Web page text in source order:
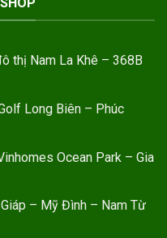
thị Nam La Khê – 368B
Long Biên – Phúc
Ocean Park – Gia
– Mỹ Đình – Nam Từ